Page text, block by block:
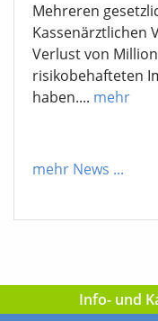
Mehreren
Kassenärztlichen
Verlust von
risikobehafteten
haben.... mehr
mehr News ...
Info- und